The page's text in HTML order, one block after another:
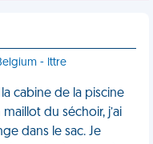
- Ittre
la cabine de la piscine
du séchoir, j’ai
dans le sac. Je